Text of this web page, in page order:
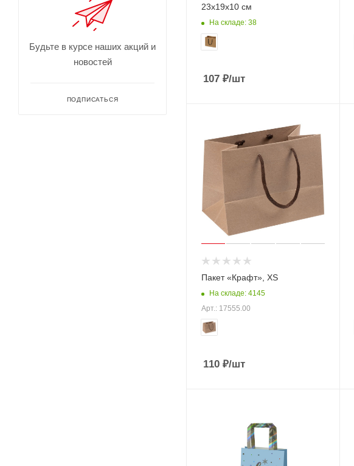
23x19x10 см
На складе: 38
107 ₽/шт
Пакет «Крафт», XS
На складе: 4145
Арт.: 17555.00
110 ₽/шт
Будьте в курсе наших акций и
новостей
ПОДПИСАТЬСЯ